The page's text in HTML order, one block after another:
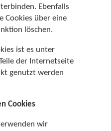
Ebenfalls
Cookies über eine
löschen.
ist es unter
der Internetseite
genutzt werden
Cookies
wir